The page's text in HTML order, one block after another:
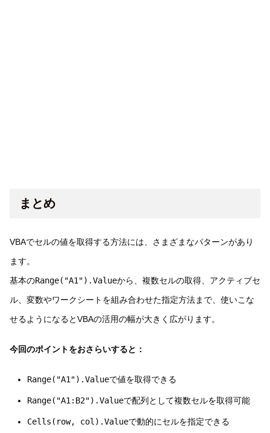
まとめ
VBAでセルの値を取得する方法には、さまざまなパターンがあり
ます。
基本のRange("A1").Valueから、複数セルの取得、アクティブセ
ル、変数やワークシートを組み合わせた指定方法まで、使いこな
せるようになるとVBAの活用の幅が大きく広がります。
今回のポイントをおさらいすると：
Range("A1").Valueで値を取得できる
Range("A1:B2").Valueで配列として複数セルを取得可能
Cells(row, col).Valueで動的にセルを指定できる